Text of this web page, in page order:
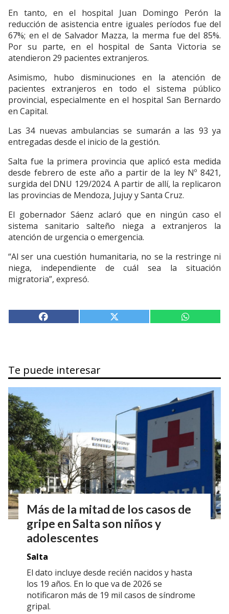
En tanto, en el hospital Juan Domingo Perón la
reducción de asistencia entre iguales períodos fue del
67%; en el de Salvador Mazza, la merma fue del 85%.
Por su parte, en el hospital de Santa Victoria se
atendieron 29 pacientes extranjeros.
Asimismo, hubo disminuciones en la atención de
pacientes extranjeros en todo el sistema público
provincial, especialmente en el hospital San Bernardo
en Capital.
Las 34 nuevas ambulancias se sumarán a las 93 ya
entregadas desde el inicio de la gestión.
Salta fue la primera provincia que aplicó esta medida
desde febrero de este año a partir de la ley Nº 8421,
surgida del DNU 129/2024. A partir de allí, la replicaron
las provincias de Mendoza, Jujuy y Santa Cruz.
El gobernador Sáenz aclaró que en ningún caso el
sistema sanitario salteño niega a extranjeros la
atención de urgencia o emergencia.
“Al ser una cuestión humanitaria, no se la restringe ni
niega, independiente de cuál sea la situación
migratoria”, expresó.
Te puede interesar
Más de la mitad de los casos de
gripe en Salta son niños y
adolescentes
Salta
El dato incluye desde recién nacidos y hasta
los 19 años. En lo que va de 2026 se
notificaron más de 19 mil casos de síndrome
gripal.